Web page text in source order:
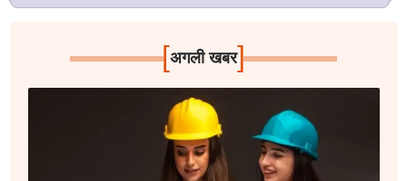
[अगली खबर]